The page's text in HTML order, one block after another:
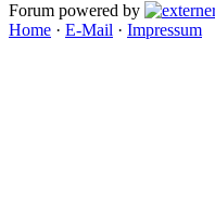
Forum powered by
Home · E-Mail · Impressum